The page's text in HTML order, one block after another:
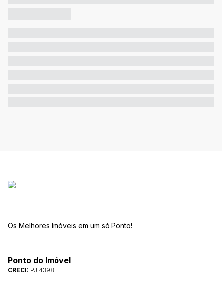
Os Melhores Imóveis em um só Ponto!
Ponto do Imóvel
CRECI: PJ 4398